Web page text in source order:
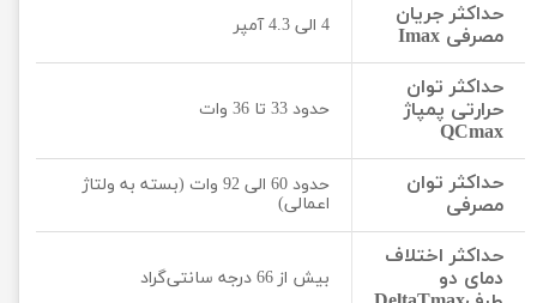
حداکثر جریان
مصرفی Imax
4 الی 4.3 آمپر
حداکثر توان
حرارتی پمپاژ
QCmax
حدود 33 تا 36 وات
حداکثر توان
مصرفی
حدود 60 الی 92 وات (بسته به ولتاژ
اعمالی)
حداکثر اختلاف
دمای دو
بیش از 66 درجه سانتی‌گراد